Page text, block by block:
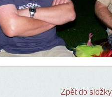
Zpět do složky